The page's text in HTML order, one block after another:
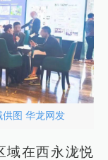
图 华龙网发
域在西永泷悦